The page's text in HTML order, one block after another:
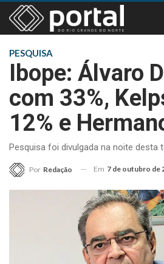
PESQUISA
Ibope: Álvaro
com 33%,
12% e
Pesquisa foi divulgada na noite desta
Por Redação Em 7 de outubro de